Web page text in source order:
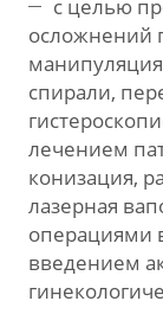
с целью
осложнений
спирали,
лечением
конизация,
лазерная
операциями
введением